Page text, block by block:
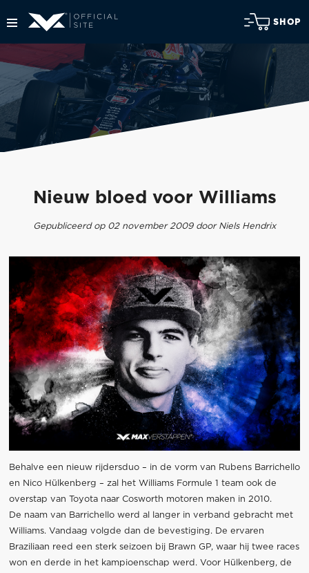
SHOP
Nieuw bloed voor Williams
Gepubliceerd op 02 november 2009 door Niels Hendrix
Behalve een nieuw rijdersduo – in de vorm van Rubens Barrichello
en Nico Hülkenberg – zal het Williams Formule 1 team ook de
overstap van Toyota naar Cosworth motoren maken in 2010.
De naam van Barrichello werd al langer in verband gebracht met
Williams. Vandaag volgde dan de bevestiging. De ervaren
Braziliaan reed een sterk seizoen bij Brawn GP, waar hij twee races
won en derde in het kampioenschap werd. Voor Hülkenberg, de